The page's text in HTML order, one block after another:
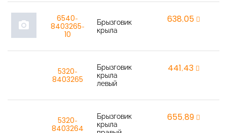
photo_camera
6540-
8403265-
10
Брызговик
крыла
638,05
5320-
8403265
Брызговик
крыла
левый
441,43
5320-
8403264
Брызговик
крыла
655,89